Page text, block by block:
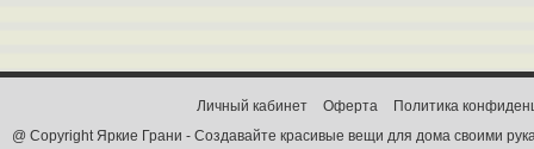
@ Copyright Яркие Грани - Создавайте красивые вещи для дома своими
Личный кабинет Оферта Политика